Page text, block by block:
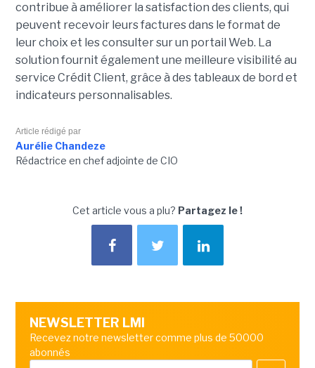
contribue à améliorer la satisfaction des clients, qui
peuvent recevoir leurs factures dans le format de
leur choix et les consulter sur un portail Web. La
solution fournit également une meilleure visibilité au
service Crédit Client, grâce à des tableaux de bord et
indicateurs personnalisables.
Article rédigé par
Aurélie Chandeze
Rédactrice en chef adjointe de CIO
Cet article vous a plu? Partagez le !
NEWSLETTER LMI
Recevez notre newsletter comme plus de 50000
abonnés